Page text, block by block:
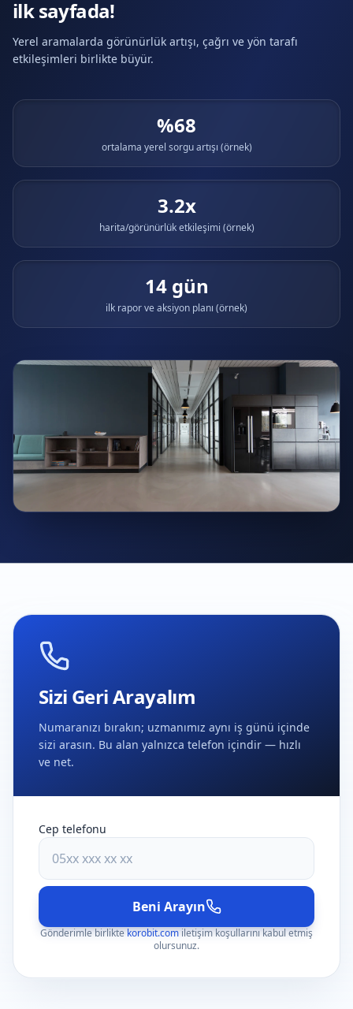
ilk sayfada!
Yerel aramalarda görünürlük artışı, çağrı ve yön tarafı
etkileşimleri birlikte büyür.
%68
ortalama yerel sorgu artışı (örnek)
3.2x
harita/görünürlük etkileşimi (örnek)
14 gün
ilk rapor ve aksiyon planı (örnek)
Sizi Geri Arayalım
Numaranızı bırakın; uzmanımız aynı iş günü içinde
sizi arasın. Bu alan yalnızca telefon içindir — hızlı
ve net.
Cep telefonu
Beni Arayın
Gönderimle birliktekorobit.comiletişim koşullarını kabul etmiş
olursunuz.